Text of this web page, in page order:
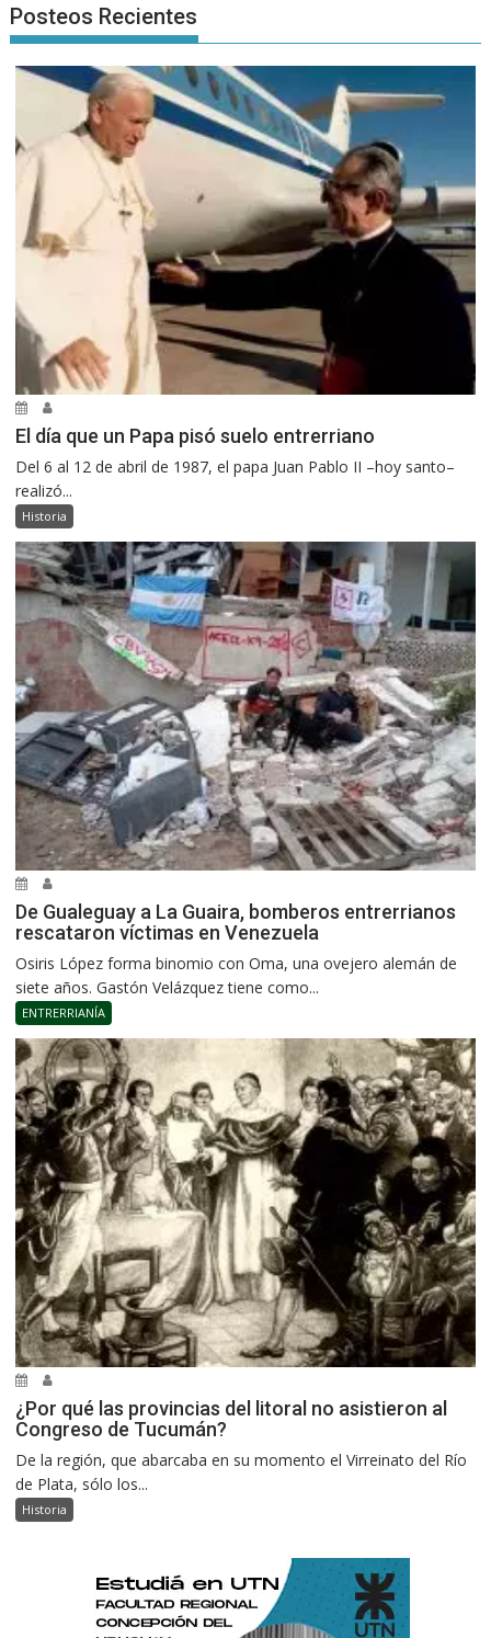
Posteos Recientes
El día que un Papa pisó suelo entrerriano
Del 6 al 12 de abril de 1987, el papa Juan Pablo II –hoy santo–
realizó...
Historia
De Gualeguay a La Guaira, bomberos entrerrianos
rescataron víctimas en Venezuela
Osiris López forma binomio con Oma, una ovejero alemán de
siete años. Gastón Velázquez tiene como...
ENTRERRIANÍA
¿Por qué las provincias del litoral no asistieron al
Congreso de Tucumán?
De la región, que abarcaba en su momento el Virreinato del Río
de Plata, sólo los...
Historia